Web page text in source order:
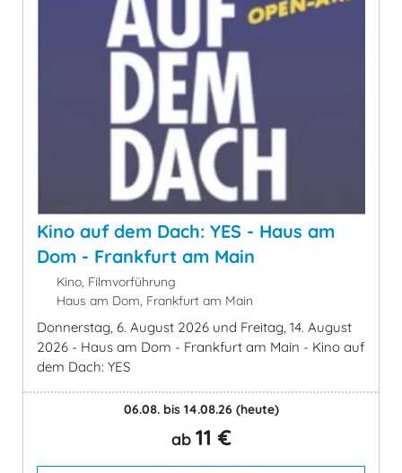
Kino auf dem Dach: YES - Haus am
Dom - Frankfurt am Main
Kino, Filmvorführung
Haus am Dom, Frankfurt am Main
Donnerstag, 6. August 2026 und Freitag, 14. August
2026 - Haus am Dom - Frankfurt am Main - Kino auf
dem Dach: YES
06.08. bis 14.08.26 (heute)
ab 11 €